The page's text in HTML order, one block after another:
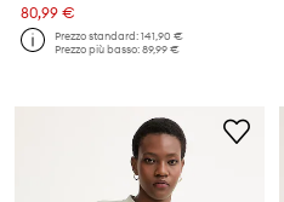
80,99 €
Prezzo standard:141,90 €
Prezzo più basso:89,99 €